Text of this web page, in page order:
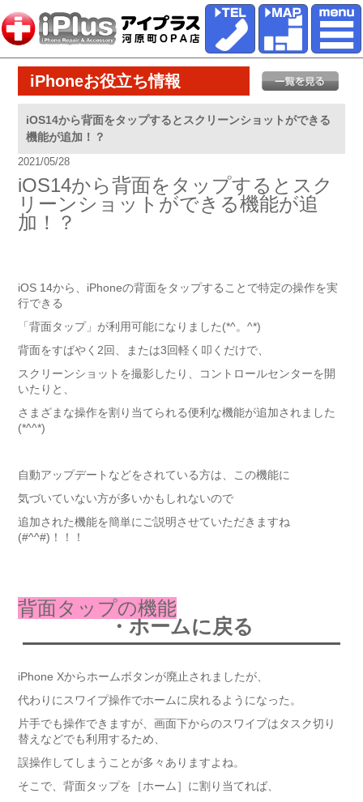
iPhoneお役立ち情報
iOS14から背面をタップするとスクリーンショットができる
機能が追加！？
2021/05/28
iOS14から背面をタップするとスク
リーンショットができる機能が追
加！？
iOS 14から、iPhoneの背面をタップすることで特定の操作を実
行できる
「背面タップ」が利用可能になりました(*^。^*)
背面をすばやく2回、または3回軽く叩くだけで、
スクリーンショットを撮影したり、コントロールセンターを開
いたりと、
さまざまな操作を割り当てられる便利な機能が追加されました
(*^^*)
自動アップデートなどをされている方は、この機能に
気づいていない方が多いかもしれないので
追加された機能を簡単にご説明させていただきますね
(#^^#)！！！
背面タップの機能
・ホームに戻る
iPhone Xからホームボタンが廃止されましたが、
代わりにスワイプ操作でホームに戻れるようになった。
片手でも操作できますが、画面下からのスワイプはタスク切り
替えなどでも利用するため、
誤操作してしまうことが多々ありますよね。
そこで、背面タップを［ホーム］に割り当てれば、